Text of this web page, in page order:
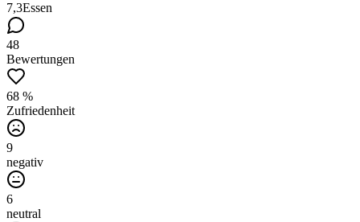
7,3Essen
48
Bewertungen
68 %
Zufriedenheit
9
negativ
6
neutral